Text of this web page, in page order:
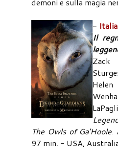
-
Il
Zack
The Owls of Ga'Hoole.
97 min. - USA,